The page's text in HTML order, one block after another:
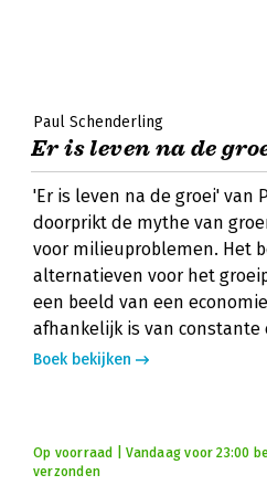
Paul Schenderling
Er is leven na de
'Er is leven na de groei' van
doorprikt de mythe van
voor milieuproblemen. Het
alternatieven voor het
een beeld van een
afhankelijk is van constante
Boek bekijken
Op voorraad | Vandaag voor 23:00
verzonden